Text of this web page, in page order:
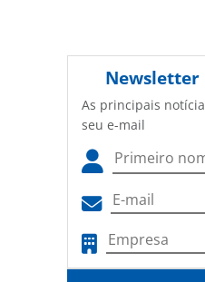
Newsletter
As principais
seu e-mail